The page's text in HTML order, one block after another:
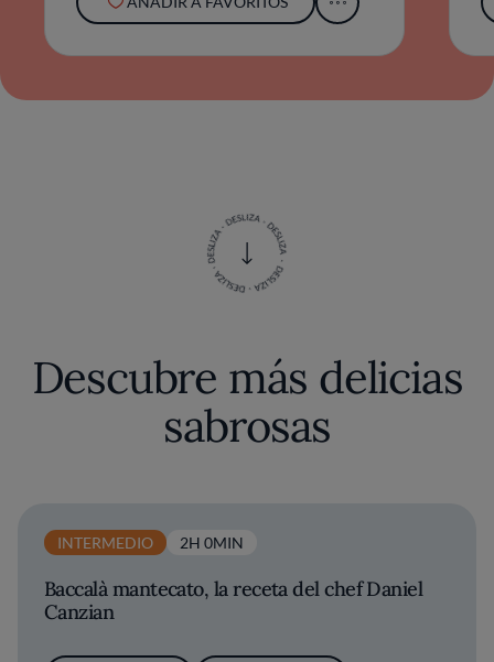
Descubre más delicias
sabrosas
INTERMEDIO 2H 0MIN
Baccalà mantecato, la receta del chef Daniel
Canzian